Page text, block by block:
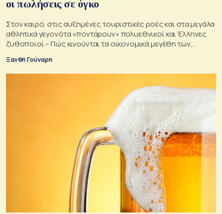
οι πωλήσεις σε όγκο
Στον καιρό, στις αυξημένες τουριστικές ροές και στα μεγάλα
αθλητικά γεγονότα «ποντάρουν» πολυεθνικοί και Έλληνες
ζυθοποιοί – Πώς κινούνται τα οικονομικά μεγέθη των
Ξανθή Γούναρη